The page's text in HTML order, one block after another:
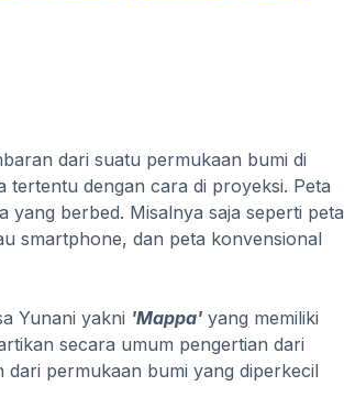
dari suatu permukaan bumi di
tertentu dengan cara di proyeksi. Peta
yang berbed. Misalnya saja seperti peta
smartphone, dan peta konvensional
Yunani yakni 'Mappa' yang memiliki
secara umum pengertian dari
permukaan bumi yang diperkecil